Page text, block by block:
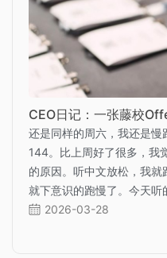
CEO日记：一张藤校
还是同样的周六，我还是
144。比上周好了很多，我
的原因。听中文放松，我就
就下意识的跑慢了。今天听
2026-03-28